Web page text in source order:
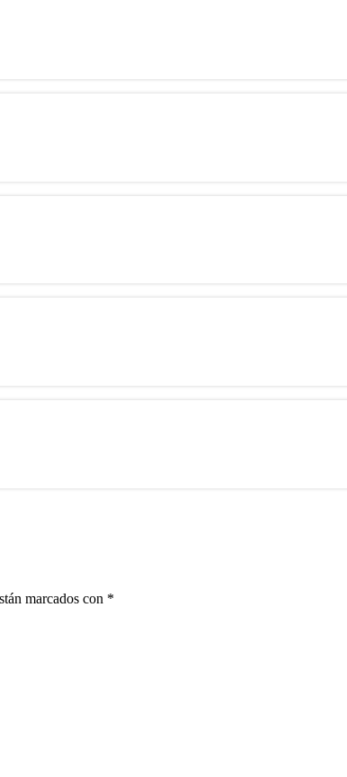
marcados con *